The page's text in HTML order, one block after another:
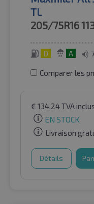
TL
205/75R16
D A
Comparer les
€ 134.24TVA
EN STOCK
Livraison
Détails